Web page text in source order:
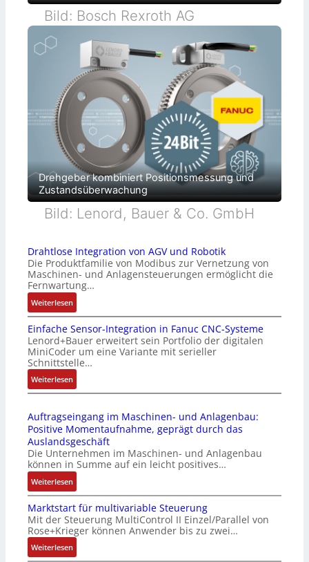
Bild: Bosch Rexroth AG
Drehgeber kombiniert Positionsmessung und
Zustandsüberwachung
Bild: Lenord, Bauer & Co. GmbH
Drahtlose Integration von AGV und Robotik
Die Produktfamilie von Modibus zur Vernetzung von
Maschinen- und Anlagensteuerungen ermöglicht die
Fernwartung…
Weiterlesen:
D
r
a
h
t
l
o
e
I
n
t
e
g
r
a
t
i
o
Einfache Sensor-Integration in Fanuc CNC-Systeme
Lenord+Bauer erweitert sein Portfolio der digitalen
MiniCoder um eine Variante mit serieller
Schnittstelle…
Weiterlesen:
E
n
f
a
c
h
e
S
e
n
s
o
Auftragseingang im Maschinen- und Anlagenbau:
Positive Momentaufnahme, geprägt durch das
Auslandsgeschäft
Die Unternehmen im Maschinen- und Anlagenbau
können in Summe auf ein leicht positives…
Weiterlesen:
A
u
f
t
r
a
Marktstart für multivariable Steuerung
Mit der Steuerung MultiControl II Einzel/Parallel von
Rose+Krieger können Anwender bis zu zwei…
Weiterlesen:
M